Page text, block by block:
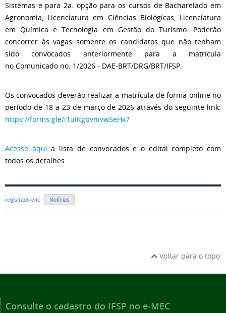
Sistemas e para 2a. opção para os cursos de Bacharelado em
Agronomia, Licenciatura em Ciências Biológicas, Licenciatura
em Química e Tecnologia em Gestão do Turismo. Poderão
concorrer às vagas somente os candidatos que não tenham
sido convocados anteriormente para a matrícula
no Comunicado no. 1/2026 - DAE-BRT/DRG/BRT/IFSP.
Os convocados deverão realizar a matrícula de forma online no
período de 18 a 23 de março de 2026 através do seguinte link:
https://forms.gle/i1uiKgbvnivw5eHx7
Acesse aqui a lista de convocados e o edital completo com
todos os detalhes.
registrado em: Notícias
Voltar para o topo
Consulte o cadastro do IFSP no e-MEC